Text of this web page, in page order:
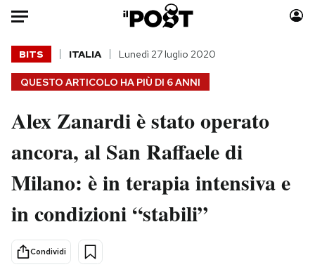
Auto
HOME
Italia
Politica
Tecnologia
Scienza
Cultura
Economia
Moda
Consumismi
Storie/Idee
Media
QUESTO ARTICOLO HA PIÙ DI 6 ANNI
BITS ITALIA Lunedì 27 luglio 2020
Alex Zanardi è stato operato
ancora, al San Raffaele di
Milano: è in terapia intensiva e
in condizioni “stabili”
Condividi